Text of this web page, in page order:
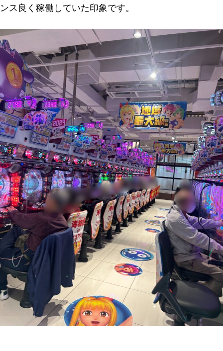
ンス良く稼働していた印象です。